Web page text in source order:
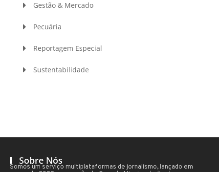
Gestão & Mercado
Pecuária
Reportagem Especial
Sustentabilidade
Sobre Nós
Somos um serviço multiplataformas de jornalismo, lançado em